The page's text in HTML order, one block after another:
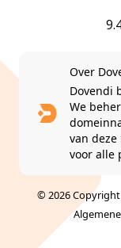
Over
Dovendi
We
van
voor alle
© 2026